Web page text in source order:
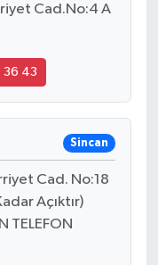
Cad.No:4 A
36 43
Sincan
Cad. No:18
Açıktır)
TELEFON